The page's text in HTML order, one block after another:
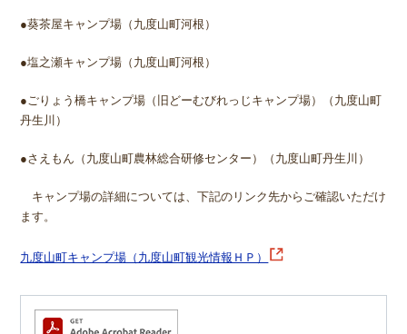
●葵茶屋キャンプ場（九度山町河根）
●塩之瀬キャンプ場（九度山町河根）
●ごりょう橋キャンプ場（旧どーむびれっじキャンプ場）（九度山町
丹生川）
●さえもん（九度山町農林総合研修センター）（九度山町丹生川）
キャンプ場の詳細については、下記のリンク先からご確認いただけ
ます。
九度山町キャンプ場（九度山町観光情報ＨＰ）